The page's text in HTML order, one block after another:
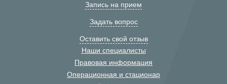
Запись на прием
Задать вопрос
Оставить свой отзыв
Наши специалисты
Правовая информация
Операционная и стационар